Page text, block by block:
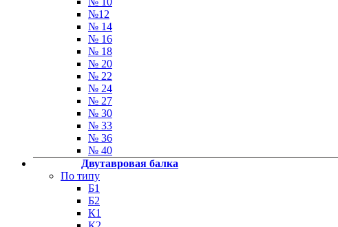
№12
№ 14
№ 16
№ 18
№ 20
№ 22
№ 24
№ 27
№ 30
№ 33
№ 36
№ 40
Двутавровая балка
По типу
Б1
Б2
К1